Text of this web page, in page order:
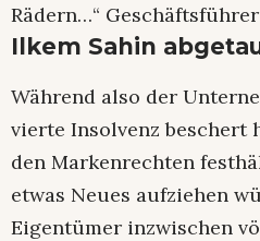
Rädern…“
Ilkem Sahin
Während also der
vierte Insolvenz beschert
den Markenrechten
etwas Neues aufziehen
Eigentümer inzwischen